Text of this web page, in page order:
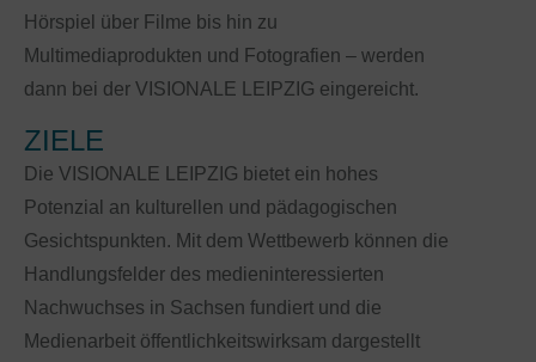
Hörspiel über Filme bis hin zu
Multimediaprodukten und Fotografien – werden
dann bei der VISIONALE LEIPZIG eingereicht.
ZIELE
Die VISIONALE LEIPZIG bietet ein hohes
Potenzial an kulturellen und pädagogischen
Gesichtspunkten. Mit dem Wettbewerb können die
Handlungsfelder des medieninteressierten
Nachwuchses in Sachsen fundiert und die
Medienarbeit öffentlichkeitswirksam dargestellt